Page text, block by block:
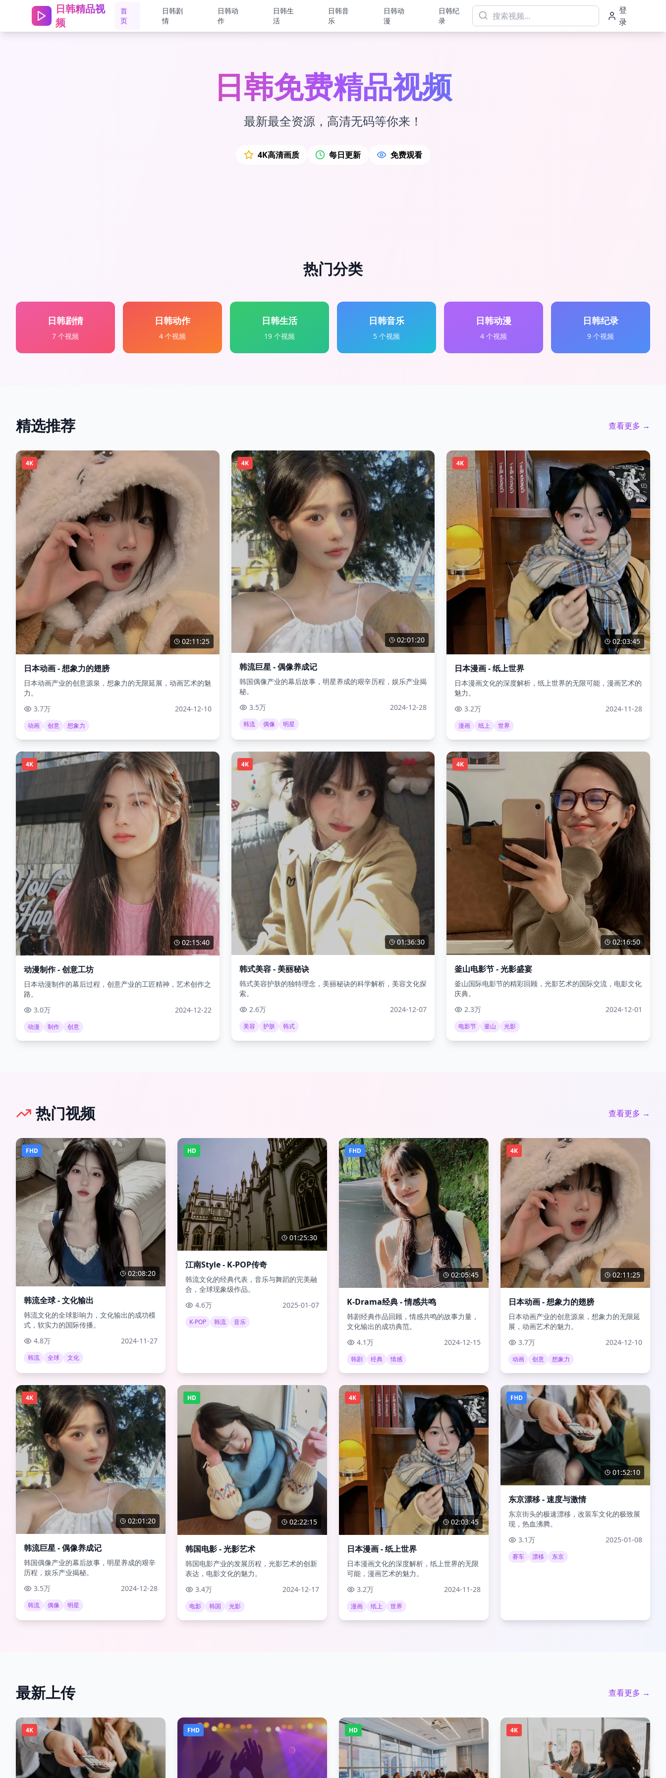
日韩精品视
频
首
页
日韩剧
情
日韩动
作
日韩生
活
日韩音
乐
日韩动
漫
日韩纪
录
登
录
日韩免费精品视频
最新最全资源，高清无码等你来！
4K高清画质 每日更新 免费观看
热门分类
日韩剧情
7 个视频
日韩动作
4 个视频
日韩生活
19 个视频
日韩音乐
5 个视频
日韩动漫
4 个视频
日韩纪录
9 个视频
精选推荐 查看更多 →
4K
02:11:25
日本动画 - 想象力的翅膀
日本动画产业的创意源泉，想象力的无限延展，动画艺术的魅
力。
3.7万
2024-12-10
动画 创意 想象力
4K
02:01:20
韩流巨星 - 偶像养成记
韩国偶像产业的幕后故事，明星养成的艰辛历程，娱乐产业揭
秘。
3.5万
2024-12-28
韩流 偶像 明星
4K
02:03:45
日本漫画 - 纸上世界
日本漫画文化的深度解析，纸上世界的无限可能，漫画艺术的
魅力。
3.2万
2024-11-28
漫画 纸上 世界
4K
02:15:40
动漫制作 - 创意工坊
日本动漫制作的幕后过程，创意产业的工匠精神，艺术创作之
路。
3.0万
2024-12-22
动漫 制作 创意
4K
01:36:30
韩式美容 - 美丽秘诀
韩式美容护肤的独特理念，美丽秘诀的科学解析，美容文化探
索。
2.6万
2024-12-07
美容 护肤 韩式
4K
02:16:50
釜山电影节 - 光影盛宴
釜山国际电影节的精彩回顾，光影艺术的国际交流，电影文化
庆典。
2.3万
2024-12-01
电影节 釜山 光影
热门视频 查看更多 →
FHD
02:08:20
韩流全球 - 文化输出
韩流文化的全球影响力，文化输出的成功模
式，软实力的国际传播。
4.8万
2024-11-27
韩流 全球 文化
HD
01:25:30
江南Style - K-POP传奇
韩流文化的经典代表，音乐与舞蹈的完美融
合，全球现象级作品。
4.6万
2025-01-07
K-POP 韩流 音乐
FHD
02:05:45
K-Drama经典 - 情感共鸣
韩剧经典作品回顾，情感共鸣的故事力量，
文化输出的成功典范。
4.1万
2024-12-15
韩剧 经典 情感
4K
02:11:25
日本动画 - 想象力的翅膀
日本动画产业的创意源泉，想象力的无限延
展，动画艺术的魅力。
3.7万
2024-12-10
动画 创意 想象力
4K
02:01:20
韩流巨星 - 偶像养成记
韩国偶像产业的幕后故事，明星养成的艰辛
历程，娱乐产业揭秘。
3.5万
2024-12-28
韩流 偶像 明星
HD
02:22:15
韩国电影 - 光影艺术
韩国电影产业的发展历程，光影艺术的创新
表达，电影文化的魅力。
3.4万
2024-12-17
电影 韩国 光影
4K
02:03:45
日本漫画 - 纸上世界
日本漫画文化的深度解析，纸上世界的无限
可能，漫画艺术的魅力。
3.2万
2024-11-28
漫画 纸上 世界
FHD
01:52:10
东京漂移 - 速度与激情
东京街头的极速漂移，改装车文化的极致展
现，热血沸腾。
3.1万
2025-01-08
赛车 漂移 东京
最新上传 查看更多 →
4K FHD HD 4K